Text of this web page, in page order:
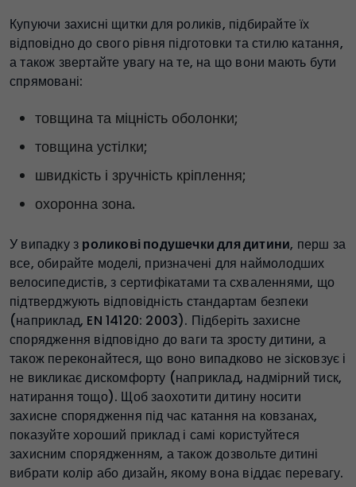
Купуючи захисні щитки для роликів, підбирайте їх
відповідно до свого рівня підготовки та стилю катання,
а також звертайте увагу на те, на що вони мають бути
спрямовані:
товщина та міцність оболонки;
товщина устілки;
швидкість і зручність кріплення;
охоронна зона.
У випадку з роликові подушечки для дитини, перш за
все, обирайте моделі, призначені для наймолодших
велосипедистів, з сертифікатами та схваленнями, що
підтверджують відповідність стандартам безпеки
(наприклад, EN 14120: 2003). Підберіть захисне
спорядження відповідно до ваги та зросту дитини, а
також переконайтеся, що воно випадково не зісковзує і
не викликає дискомфорту (наприклад, надмірний тиск,
натирання тощо). Щоб заохотити дитину носити
захисне спорядження під час катання на ковзанах,
показуйте хороший приклад і самі користуйтеся
захисним спорядженням, а також дозвольте дитині
вибрати колір або дизайн, якому вона віддає перевагу.